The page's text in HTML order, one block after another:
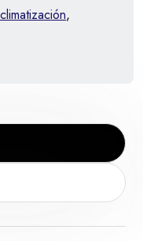
climatización,